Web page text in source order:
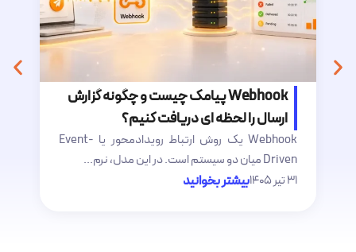
Webhook پیامک چیست و چگونه گزارش
ارسال را لحظه ای دریافت کنیم؟
Webhook یک روش ارتباط رویدادمحور یا Event-
Driven میان دو سیستم است. در این مدل، نرم...
۳۱ تیر ۱۴۰۵
بیشتر بخوانید